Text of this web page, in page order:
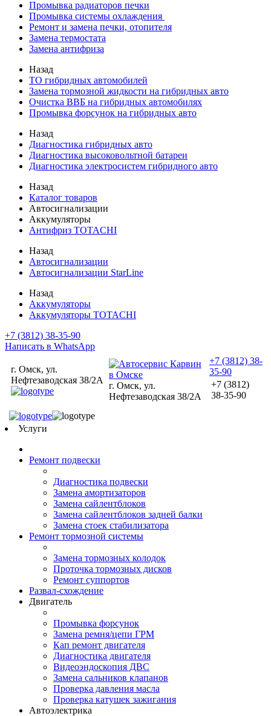
Промывка радиаторов печки
Промывка системы охлаждения
Ремонт и замена печки, отопителя
Замена термостата
Замена антифриза
Назад
ТО гибридных автомобилей
Замена тормозной жидкости на гибридных авто
Очистка ВВБ на гибридных автомобилях
Промывка форсунок на гибридных авто
Назад
Диагностика гибридных авто
Диагностика высоковольтной батареи
Диагностика электросистем гибридного авто
Назад
Каталог товаров
Автосигнализации
Аккумуляторы
Антифриз TOTACHI
Назад
Автосигнализации
Автосигнализации StarLine
Назад
Аккумуляторы
Аккумуляторы TOTACHI
+7 (3812) 38-35-90
Написать в WhatsApp
г. Омск, ул.
Нефтезаводская 38/2А
г. Омск, ул.
Нефтезаводская 38/2А
+7 (3812) 38-
35-90
+7 (3812)
38-35-90
Услуги
Ремонт подвески
Диагностика подвески
Замена амортизаторов
Замена сайлентблоков
Замена сайлентблоков задней балки
Замена стоек стабилизатора
Ремонт тормозной системы
Замена тормозных колодок
Проточка тормозных дисков
Ремонт суппортов
Развал-схождение
Двигатель
Промывка форсунок
Замена ремня/цепи ГРМ
Кап ремонт двигателя
Диагностика двигателя
Видеоэндоскопия ДВС
Замена сальников клапанов
Проверка давления масла
Проверка катушек зажигания
Автоэлектрика